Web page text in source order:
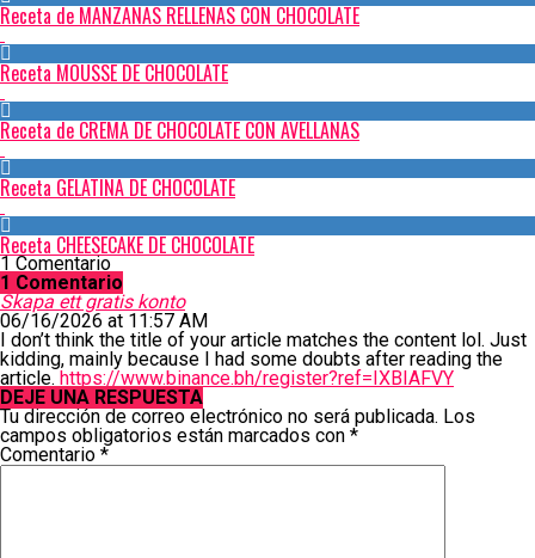
Receta de MANZANAS RELLENAS CON CHOCOLATE
Receta MOUSSE DE CHOCOLATE
Receta de CREMA DE CHOCOLATE CON AVELLANAS
Receta GELATINA DE CHOCOLATE
Receta CHEESECAKE DE CHOCOLATE
1 Comentario
1 Comentario
Skapa ett gratis konto
06/16/2026 at 11:57 AM
I don’t think the title of your article matches the content lol. Just
kidding, mainly because I had some doubts after reading the
article. https://www.binance.bh/register?ref=IXBIAFVY
DEJE UNA RESPUESTA
Tu dirección de correo electrónico no será publicada. Los
campos obligatorios están marcados con *
Comentario *